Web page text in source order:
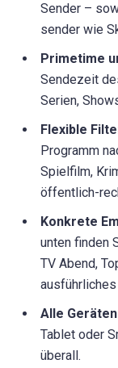
Sender –
sender wie
Primetime
Sendezeit
Serien,
Flexible
Programm
Spielfilm,
öffentlich-
Konkrete
unten finden
TV Abend,
ausführliches
Alle
Tablet oder
überall.